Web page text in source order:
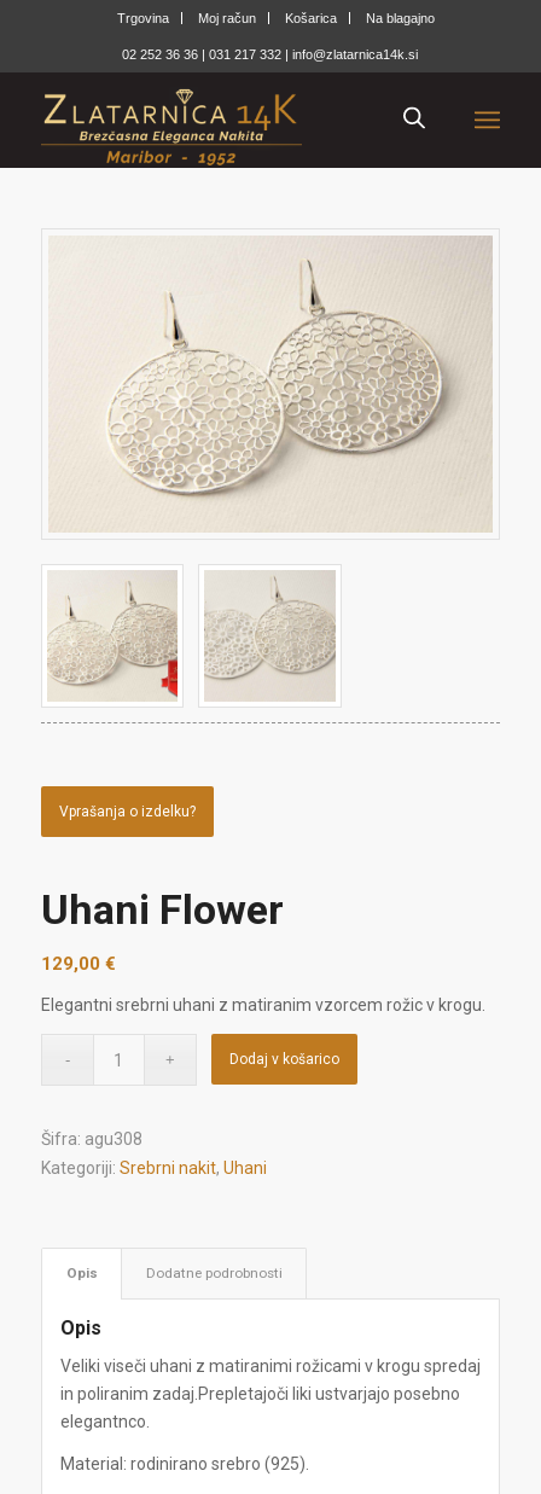
Trgovina Moj račun Košarica Na blagajno
02 252 36 36 |031 217 332 |info@zlatarnica14k.si
Vprašanja o izdelku?
Uhani Flower
129,00 €
Elegantni srebrni uhani z matiranim vzorcem rožic v krogu.
Dodaj v košarico
Šifra: agu308
Kategoriji: Srebrni nakit, Uhani
Opis Dodatne podrobnosti
Opis
Veliki viseči uhani z matiranimi rožicami v krogu spredaj
in poliranim zadaj.Prepletajoči liki ustvarjajo posebno
elegantnco.
Material: rodinirano srebro (925).